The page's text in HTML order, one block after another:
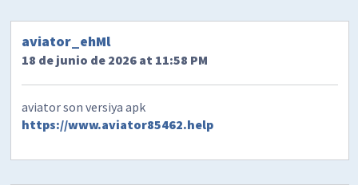
aviator_ehMl
18 de junio de 2026 at 11:58 PM
aviator son versiya apk
https://www.aviator85462.help